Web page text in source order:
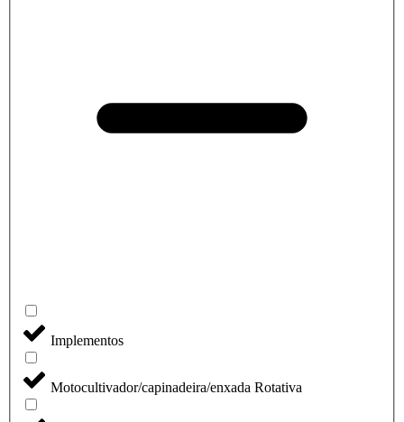
Implementos
Motocultivador/capinadeira/enxada Rotativa